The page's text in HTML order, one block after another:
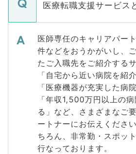
医療転職支援サービス
医師専任のキャリアパー
件などをおうかがいし、
たご入職先をご紹介する
「自宅から近い病院を紹
「医療機器が充実した病
「年収1,500万円以上の
る」など、さまざまなご
ートナーにお伝えくださ
ちろん、非常勤・スポッ
行なっております。